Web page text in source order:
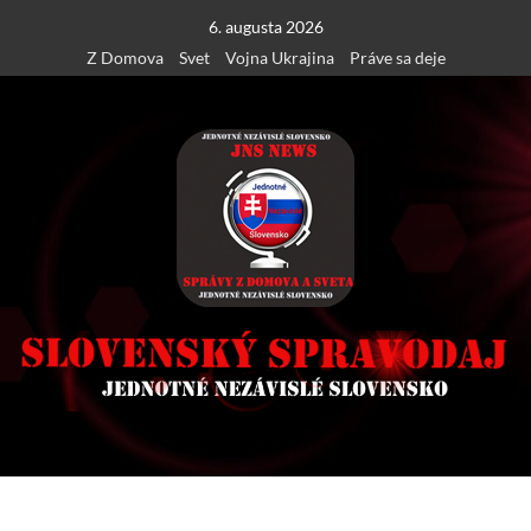
content
6. augusta 2026
Z Domova
Svet Vojna Ukrajina Práve sa deje